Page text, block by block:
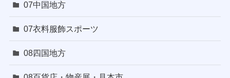
07中国地方
07衣料服飾スポーツ
08四国地方